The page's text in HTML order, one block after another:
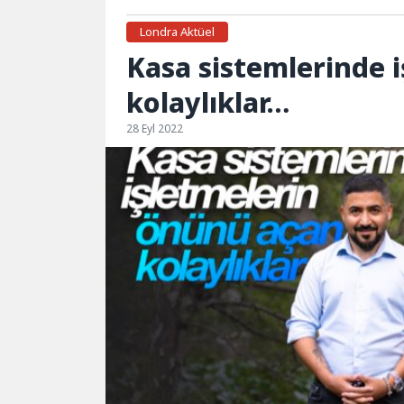
Londra Aktüel
Kasa sistemlerinde
kolaylıklar…
28 Eyl 2022